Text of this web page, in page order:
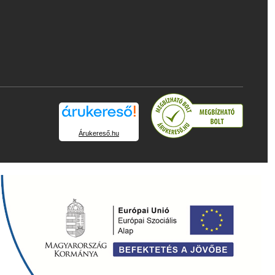
Árukereső.hu